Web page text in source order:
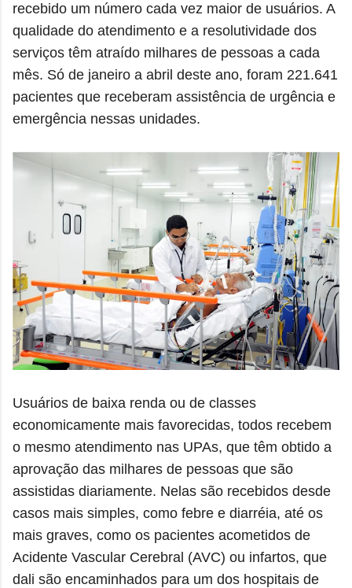
recebido um número cada vez maior de usuários. A
qualidade do atendimento e a resolutividade dos
serviços têm atraído milhares de pessoas a cada
mês. Só de janeiro a abril deste ano, foram 221.641
pacientes que receberam assistência de urgência e
emergência nessas unidades.
Usuários de baixa renda ou de classes
economicamente mais favorecidas, todos recebem
o mesmo atendimento nas UPAs, que têm obtido a
aprovação das milhares de pessoas que são
assistidas diariamente. Nelas são recebidos desde
casos mais simples, como febre e diarréia, até os
mais graves, como os pacientes acometidos de
Acidente Vascular Cerebral (AVC) ou infartos, que
dali são encaminhados para um dos hospitais de